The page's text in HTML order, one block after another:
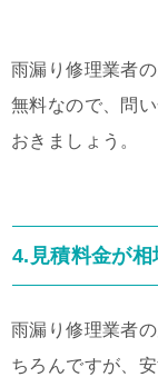
雨漏り修理業者
無料なので、問
おきましょう。
4.見積料金が相
雨漏り修理業者
ちろんですが、